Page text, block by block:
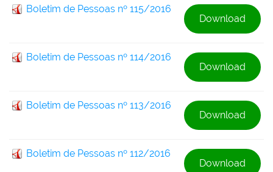
Boletim de Pessoas nº 115/2016
Download
Boletim de Pessoas nº 114/2016
Download
Boletim de Pessoas nº 113/2016
Download
Boletim de Pessoas nº 112/2016
Download